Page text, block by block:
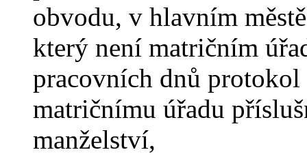
obvodu, v hlavním
který není matričním
pracovních dnů
matričnímu úřadu
manželství,